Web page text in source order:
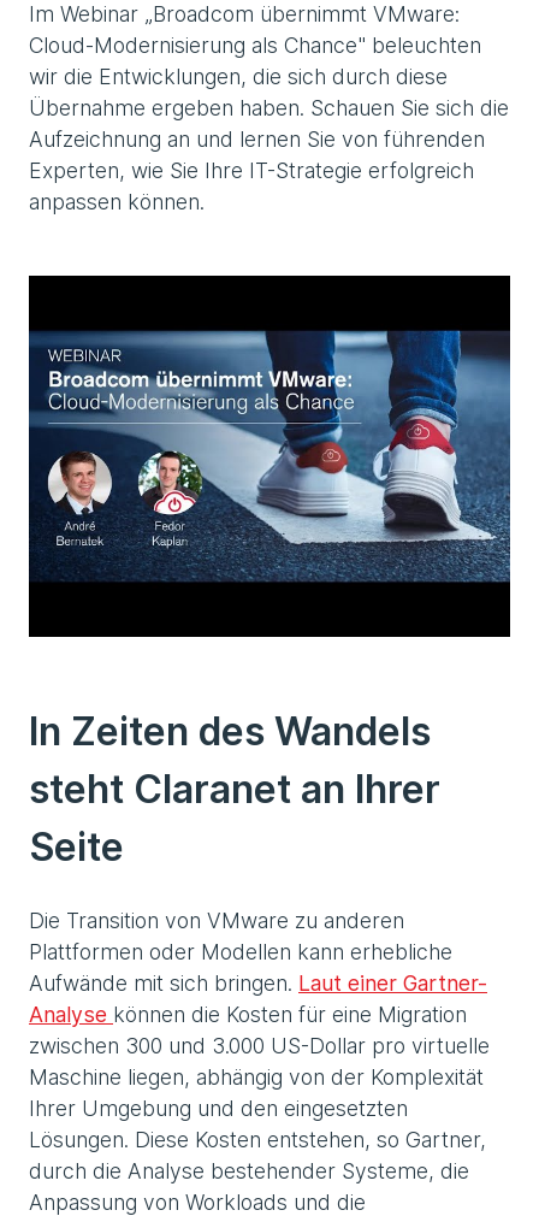
Im Webinar „Broadcom übernimmt VMware:
Cloud-Modernisierung als Chance" beleuchten
wir die Entwicklungen, die sich durch diese
Übernahme ergeben haben. Schauen Sie sich die
Aufzeichnung an und lernen Sie von führenden
Experten, wie Sie Ihre IT-Strategie erfolgreich
anpassen können.
In Zeiten des Wandels
steht Claranet an Ihrer
Seite
Die Transition von VMware zu anderen
Plattformen oder Modellen kann erhebliche
Aufwände mit sich bringen. Laut einer Gartner-
Analyse können die Kosten für eine Migration
zwischen 300 und 3.000 US-Dollar pro virtuelle
Maschine liegen, abhängig von der Komplexität
Ihrer Umgebung und den eingesetzten
Lösungen. Diese Kosten entstehen, so Gartner,
durch die Analyse bestehender Systeme, die
Anpassung von Workloads und die